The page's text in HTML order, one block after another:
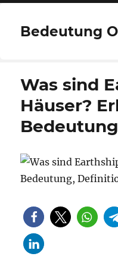
Bedeutung
Was sind
Häuser?